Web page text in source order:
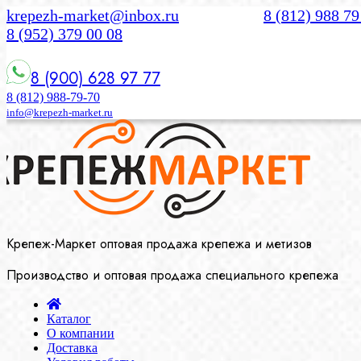
krepezh-market@inbox.ru
8 (812) 988
8 (952) 379 00 08
8 (900) 628 97 77
8 (812) 988-79-70
info@krepezh-market.ru
Крепеж-Маркет оптовая продажа крепежа и метизов
Производство и оптовая продажа специального крепежа
Каталог
О компании
Доставка